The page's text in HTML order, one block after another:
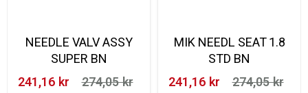
NEEDLE VALV ASSY
SUPER BN
241,16 kr‎
274,05 kr‎
MIK NEEDL SEAT 1.8
STD BN
241,16 kr‎
274,05 kr‎